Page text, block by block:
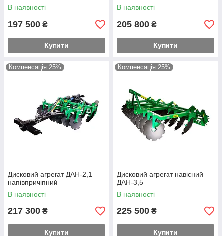
В наявності
197 500 ₴
Купити
В наявності
205 800 ₴
Купити
Компенсація 25%
Дисковий агрегат ДАН-2,1
напівпричіпний
В наявності
217 300 ₴
Купити
Компенсація 25%
Дисковий агрегат навісний
ДАН-3,5
В наявності
225 500 ₴
Купити